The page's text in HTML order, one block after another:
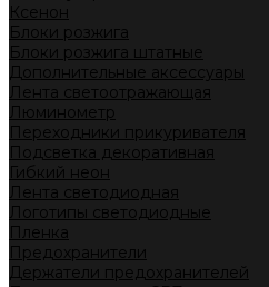
Ксенон
Блоки розжига
Блоки розжига штатные
Дополнительные аксессуары
Лента светоотражающая
Люминометр
Переходники прикуривателя
Подсветка декоративная
Гибкий неон
Лента светодиодная
Логотипы светодиодные
Пленка
Предохранители
Держатели предохранителей